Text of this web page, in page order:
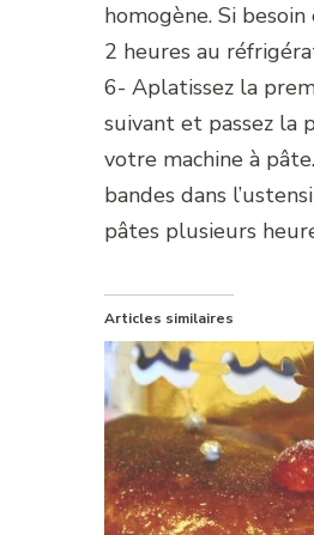
homogène. Si
2 heures au
6- Aplatissez la
suivant et passez la
votre machine à
bandes dans
pâtes plusieurs
Articles similaires